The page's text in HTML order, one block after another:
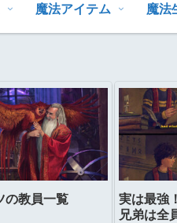
魔法アイテム 魔法
の教員一覧
実は最強
兄弟は全